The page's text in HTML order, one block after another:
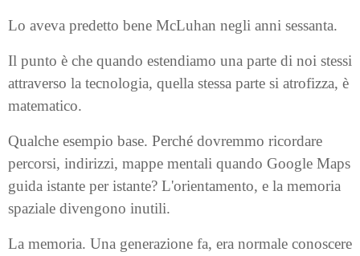
Lo aveva predetto bene McLuhan negli anni sessanta.
Il punto è che quando estendiamo una parte di noi stessi
attraverso la tecnologia, quella stessa parte si atrofizza, è
matematico.
Qualche esempio base. Perché dovremmo ricordare
percorsi, indirizzi, mappe mentali quando Google Maps
guida istante per istante? L'orientamento, e la memoria
spaziale divengono inutili.
La memoria. Una generazione fa, era normale conoscere